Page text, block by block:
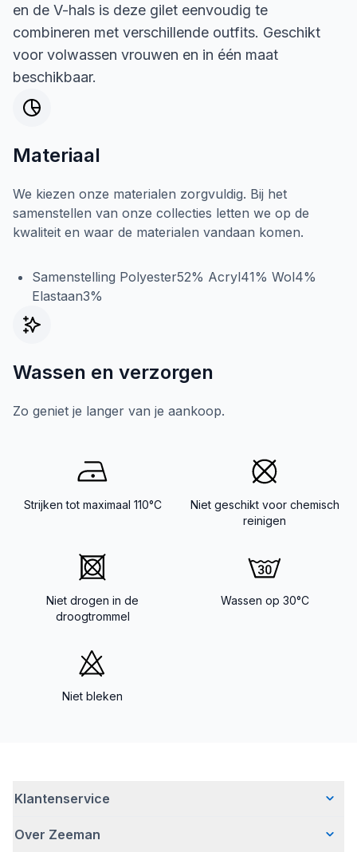
en de V-hals is deze gilet eenvoudig te
combineren met verschillende outfits. Geschikt
voor volwassen vrouwen en in één maat
beschikbaar.
Materiaal
We kiezen onze materialen zorgvuldig. Bij het
samenstellen van onze collecties letten we op de
kwaliteit en waar de materialen vandaan komen.
Samenstelling Polyester52% Acryl41% Wol4%
Elastaan3%
Wassen en verzorgen
Zo geniet je langer van je aankoop.
Strijken tot maximaal 110°C
Niet geschikt voor chemisch
reinigen
Niet drogen in de
droogtrommel
Wassen op 30°C
Niet bleken
Klantenservice
Veelgestelde vragen
Over Zeeman